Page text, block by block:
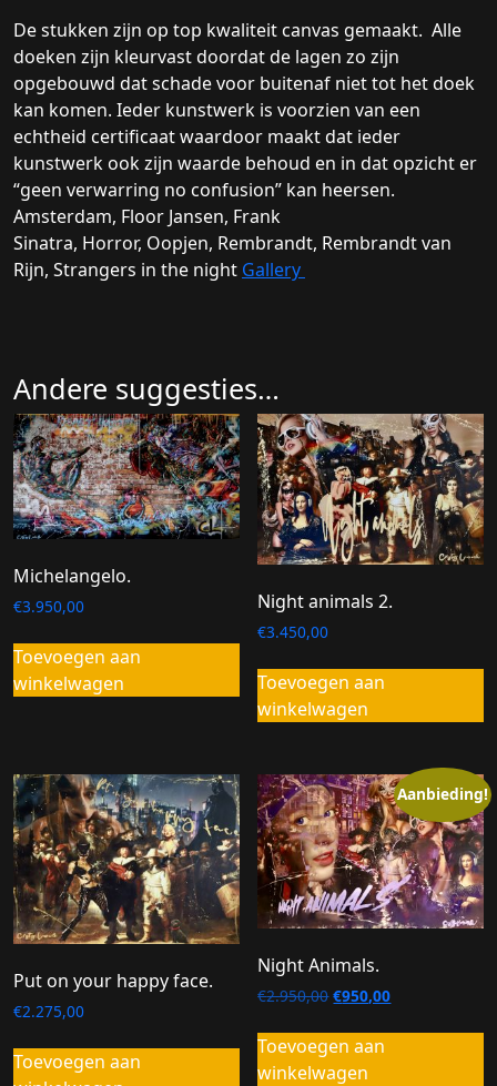
De stukken zijn op top kwaliteit canvas gemaakt. Alle
doeken zijn kleurvast doordat de lagen zo zijn
opgebouwd dat schade voor buitenaf niet tot het doek
kan komen. Ieder kunstwerk is voorzien van een
echtheid certificaat waardoor maakt dat ieder
kunstwerk ook zijn waarde behoud en in dat opzicht er
“geen verwarring no confusion” kan heersen.
Amsterdam, Floor Jansen, Frank
Sinatra, Horror, Oopjen, Rembrandt, Rembrandt van
Rijn, Strangers in the night Gallery
Andere suggesties…
Michelangelo.
€3.950,00
Toevoegen aan
winkelwagen
Night animals 2.
€3.450,00
Toevoegen aan
winkelwagen
Put on your happy face.
€2.275,00
Toevoegen aan
Aanbieding!
Night Animals.
€2.950,00Oorspronkelijke
was:
€950,00Huidige
is:
Toevoegen aan
winkelwagen